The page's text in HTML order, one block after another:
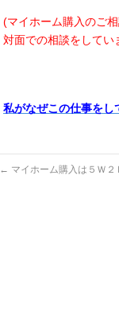
(マイホーム購入のご
対面での相談をしてい
私がなぜこの仕事をし
← マイホーム購入は５Ｗ２